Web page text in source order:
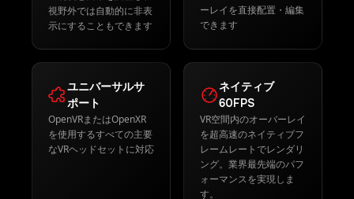
VR空間内の任意の場所に
オーバーレイを配置し、
視野外では自動的に非表
不要
マウスとキーボードを使
ーレイを直接配置・編集
できます
ユニバーサルサ
ポート
ネイティブ
60FPS
VR空間内のオーバーレイ
を超高速のネイティブフ
レームレートでレンダリ